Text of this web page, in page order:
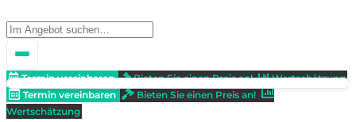
Termin vereinbaren Bieten Sie einen Preis an!
Wertschätzung
Termin vereinbaren
Bieten Sie einen Preis an!
Wertschätzung